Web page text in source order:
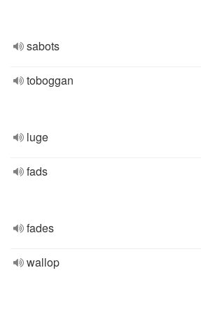
sabots
toboggan
luge
fads
fades
wallop